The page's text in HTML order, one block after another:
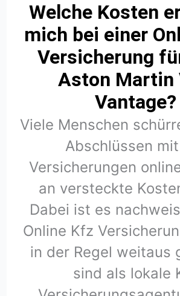
Welche Kosten
mich bei einer
Versicherung
Aston Martin
Vantage?
Viele Menschen
Abschlüssen
Versicherungen
an versteckte
Dabei ist es
Online Kfz
in der Regel weitaus
sind als lokale